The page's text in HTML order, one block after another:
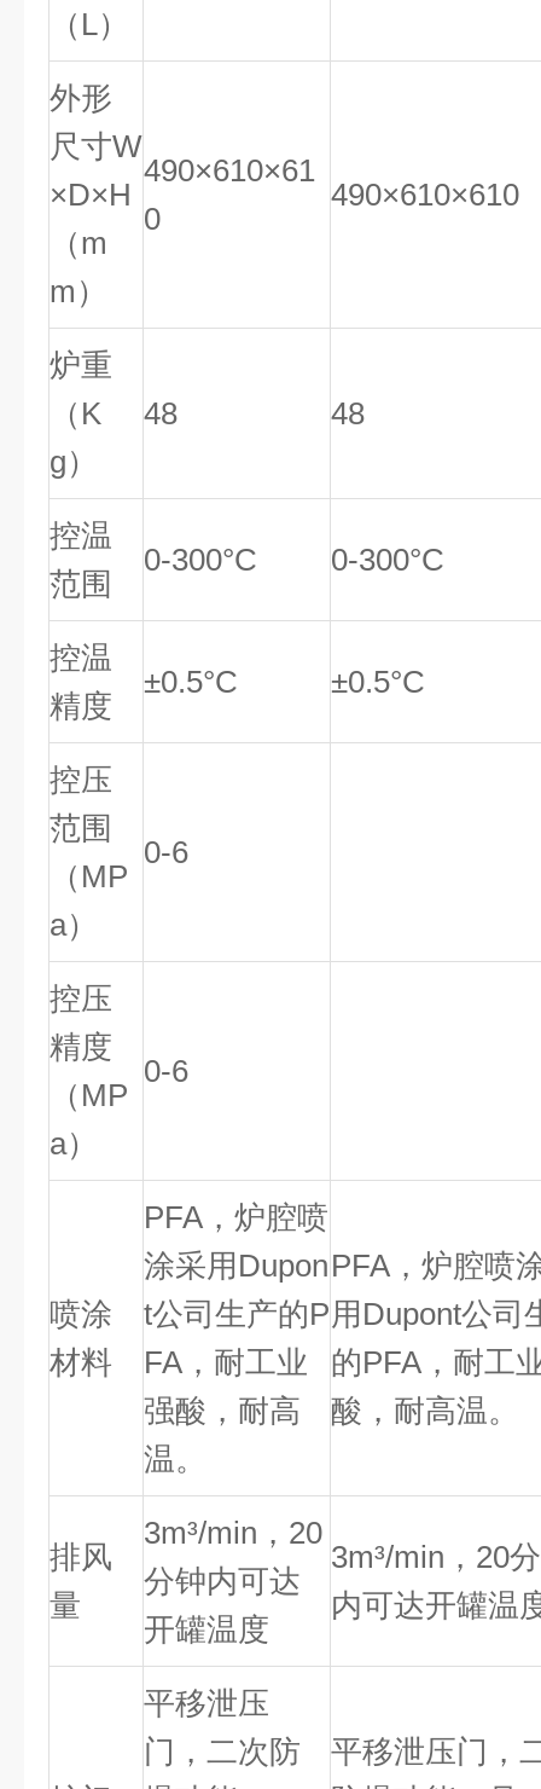
（ L）
外形
尺寸W
×D×H
（m
m ）
490×610×61
0
490×610×610
炉重
（ K
g）
48 48
控温
范围
0-300°C 0-300°C
控温
精度
±0.5°C ±0.5°C
控压
范围
（ MP
a）
0-6
控压
精度
（ MP
a）
0-6
喷涂
材料
PFA ，炉腔喷
涂采用 Dupon
t公司生产的P
FA ，耐工业
强酸，耐高
温。
PFA ，炉腔喷
用 Dupont公司
的PFA ，耐工
酸，耐高温。
排风
量
3m³/min ， 20
分钟内可达
开罐温度
3m³/min ， 20
内可达开罐温
平移泄压
门，二次防
平移泄压门，